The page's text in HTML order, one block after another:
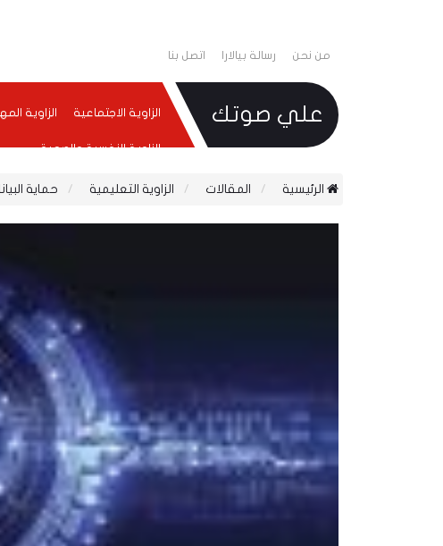
من نحن رسالة بيالارا اتصل بنا
علي صوتك الزاوية الاجتماعية الزاوية
الزاوية النفسية والصحية
الرئيسية المقالات الزاوية التعليمية حماية